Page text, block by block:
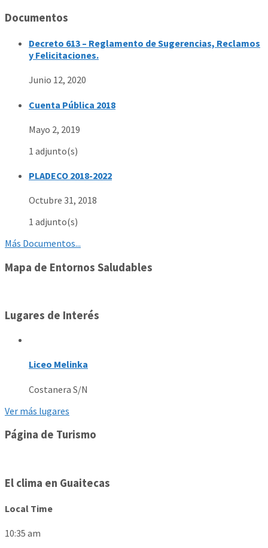
Documentos
Decreto 613 – Reglamento de Sugerencias, Reclamos
y Felicitaciones.
Junio 12, 2020
Cuenta Pública 2018
Mayo 2, 2019
1 adjunto(s)
PLADECO 2018-2022
Octubre 31, 2018
1 adjunto(s)
Más Documentos...
Mapa de Entornos Saludables
Lugares de Interés
Liceo Melinka
Costanera S/N
Ver más lugares
Página de Turismo
El clima en Guaitecas
Local Time
10:35 am